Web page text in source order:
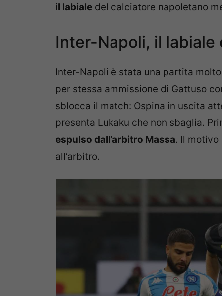
il labiale del calciatore napoletano
Inter-Napoli, il labiale
Inter-Napoli è stata una partita
per stessa ammissione di Gattuso
sblocca il match: Ospina in uscita
presenta Lukaku che non sbaglia.
espulso dall’arbitro Massa. Il
all’arbitro.